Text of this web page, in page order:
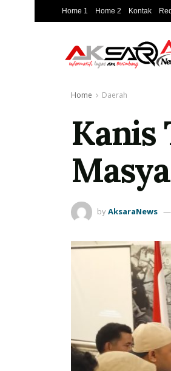
Home 1 Home 2 Kontak
Home Daerah
Kanis
byAksaraNews